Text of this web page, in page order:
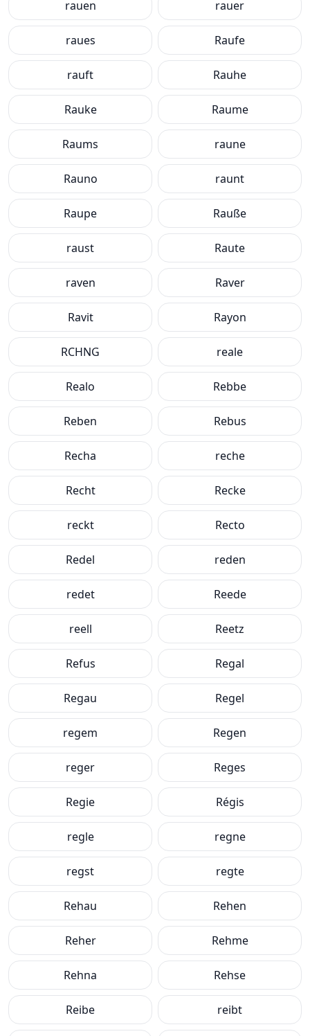
rauen rauer
raues Raufe
rauft Rauhe
Rauke Raume
Raums raune
Rauno raunt
Raupe Rauße
raust Raute
raven Raver
Ravit Rayon
RCHNG reale
Realo Rebbe
Reben Rebus
Recha reche
Recht Recke
reckt Recto
Redel reden
redet Reede
reell Reetz
Refus Regal
Regau Regel
regem Regen
reger Reges
Regie Régis
regle regne
regst regte
Rehau Rehen
Reher Rehme
Rehna Rehse
Reibe reibt